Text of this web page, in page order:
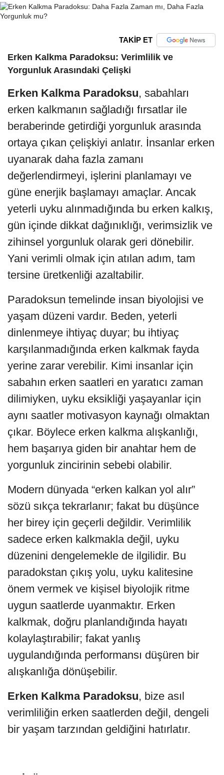
TAKİP ET
Erken Kalkma Paradoksu: Verimlilik ve
Yorgunluk Arasındaki Çelişki
Erken Kalkma Paradoksu, sabahları
erken kalkmanın sağladığı fırsatlar ile
beraberinde getirdiği yorgunluk arasında
ortaya çıkan çelişkiyi anlatır. İnsanlar erken
uyanarak daha fazla zamanı
değerlendirmeyi, işlerini planlamayı ve
güne enerjik başlamayı amaçlar. Ancak
yeterli uyku alınmadığında bu erken kalkış,
gün içinde dikkat dağınıklığı, verimsizlik ve
zihinsel yorgunluk olarak geri dönebilir.
Yani verimli olmak için atılan adım, tam
tersine üretkenliği azaltabilir.
Paradoksun temelinde insan biyolojisi ve
yaşam düzeni vardır. Beden, yeterli
dinlenmeye ihtiyaç duyar; bu ihtiyaç
karşılanmadığında erken kalkmak fayda
yerine zarar verebilir. Kimi insanlar için
sabahın erken saatleri en yaratıcı zaman
dilimiyken, uyku eksikliği yaşayanlar için
aynı saatler motivasyon kaynağı olmaktan
çıkar. Böylece erken kalkma alışkanlığı,
hem başarıya giden bir anahtar hem de
yorgunluk zincirinin sebebi olabilir.
Modern dünyada “erken kalkan yol alır”
sözü sıkça tekrarlanır; fakat bu düşünce
her birey için geçerli değildir. Verimlilik
sadece erken kalkmakla değil, uyku
düzenini dengelemekle de ilgilidir. Bu
paradokstan çıkış yolu, uyku kalitesine
önem vermek ve kişisel biyolojik ritme
uygun saatlerde uyanmaktır. Erken
kalkmak, doğru planlandığında hayatı
kolaylaştırabilir; fakat yanlış
uygulandığında performansı düşüren bir
alışkanlığa dönüşebilir.
Erken Kalkma Paradoksu, bize asıl
verimliliğin erken saatlerden değil, dengeli
bir yaşam tarzından geldiğini hatırlatır.